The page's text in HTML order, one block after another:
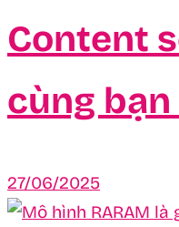
Content
cùng
27/06/2025